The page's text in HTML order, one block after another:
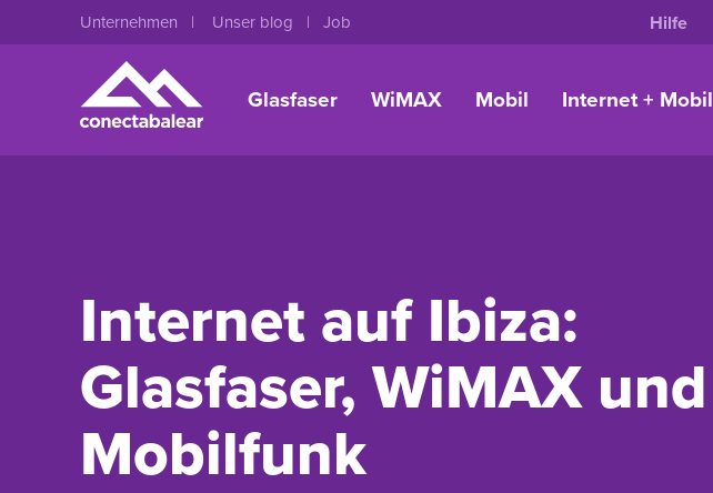
Unternehmen Unser blog Job Hilfe
Glasfaser WiMAX Mobil Internet + Mobil
Internet auf Ibiza:
Glasfaser, WiMAX und
Mobilfunk